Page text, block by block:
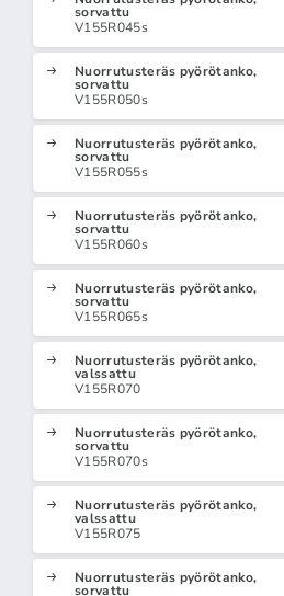
sorvattu
V155R045s
Nuorrutusteräs pyörötanko,
sorvattu
V155R050s
Nuorrutusteräs pyörötanko,
sorvattu
V155R055s
Nuorrutusteräs pyörötanko,
sorvattu
V155R060s
Nuorrutusteräs pyörötanko,
sorvattu
V155R065s
Nuorrutusteräs pyörötanko,
valssattu
V155R070
Nuorrutusteräs pyörötanko,
sorvattu
V155R070s
Nuorrutusteräs pyörötanko,
valssattu
V155R075
Nuorrutusteräs pyörötanko,
sorvattu